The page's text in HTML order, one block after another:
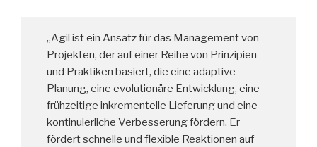
„Agil ist ein Ansatz für das Management von
Projekten, der auf einer Reihe von Prinzipien
und Praktiken basiert, die eine adaptive
Planung, eine evolutionäre Entwicklung, eine
frühzeitige inkrementelle Lieferung und eine
kontinuierliche Verbesserung fördern. Er
fördert schnelle und flexible Reaktionen auf